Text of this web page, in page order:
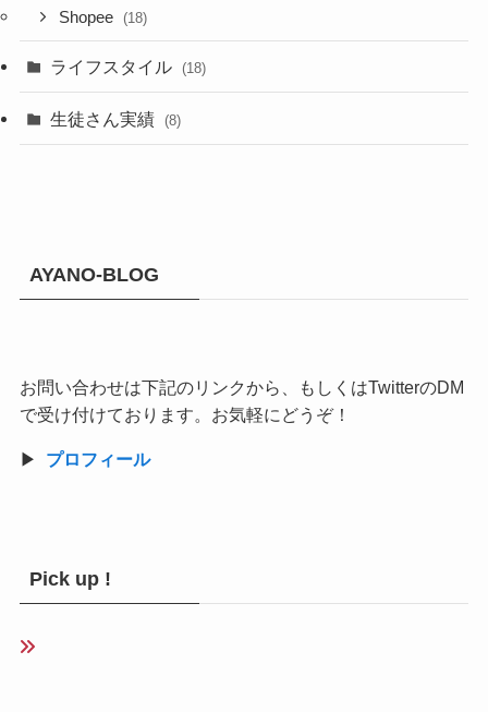
Shopee (18)
ライフスタイル (18)
生徒さん実績 (8)
AYANO-BLOG
お問い合わせは下記のリンクから、もしくはTwitterのDM
で受け付けております。お気軽にどうぞ！
▶︎ プロフィール
Pick up !